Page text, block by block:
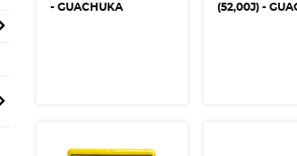
- GUACHUKA
(52,00J) -